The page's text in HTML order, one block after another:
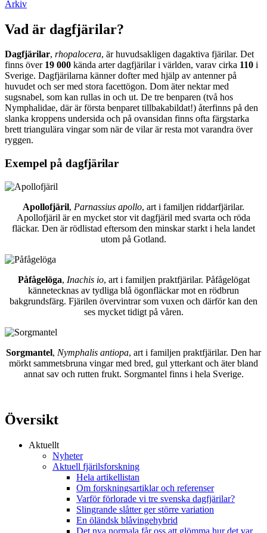
Arkiv
Vad är dagfjärilar?
Dagfjärilar, rhopalocera, är huvudsakligen dagaktiva fjärilar. Det
finns över 19 000 kända arter dagfjärilar i världen, varav cirka 110 i
Sverige. Dagfjärilarna känner dofter med hjälp av antenner på
huvudet och ser med stora facettögon. Dom äter nektar med
sugsnabel, som kan rullas in och ut. De tre benparen (två hos
Nymphalidae, där är första benparet tillbakabildat!) återfinns på den
slanka kroppens undersida och på ovansidan finns ofta färgstarka
brett triangulära vingar som när de vilar är resta mot varandra över
ryggen.
Exempel på dagfjärilar
Apollofjäril, Parnassius apollo, art i familjen riddarfjärilar.
Apollofjäril är en mycket stor vit dagfjäril med svarta och röda
fläckar. Den är rödlistad eftersom den minskar starkt i hela landet
utom på Gotland.
Påfågelöga, Inachis io, art i familjen praktfjärilar. Påfågelögat
kännetecknas av tydliga blå ögonfläckar mot en rödbrun
bakgrundsfärg. Fjärilen övervintrar som vuxen och därför kan den
ses mycket tidigt på våren.
Sorgmantel, Nymphalis antiopa, art i familjen praktfjärilar. Den har
mörkt sammetsbruna vingar med bred, gul ytterkant och äter bland
annat sav och rutten frukt. Sorgmantel finns i hela Sverige.
Översikt
Aktuellt
Nyheter
Aktuell fjärilsforskning
Hela artikellistan
Om forskningsartiklar och referenser
Varför förlorade vi tre svenska dagfjärilar?
Slingrande slåtter ger större variation
En öländsk blåvingehybrid
Det nya normala får oss att glömma hur det var